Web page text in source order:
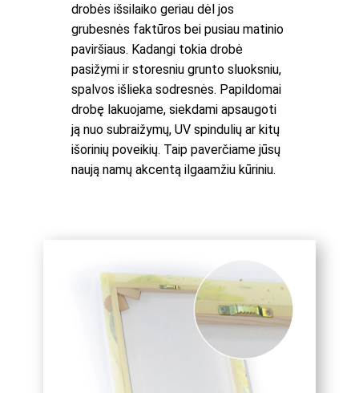
drobės išsilaiko geriau dėl jos
grubesnės faktūros bei pusiau matinio
paviršiaus. Kadangi tokia drobė
pasižymi ir storesniu grunto sluoksniu,
spalvos išlieka sodresnės. Papildomai
drobę lakuojame, siekdami apsaugoti
ją nuo subraižymų, UV spindulių ar kitų
išorinių poveikių. Taip paverčiame jūsų
naują namų akcentą ilgaamžiu kūriniu.